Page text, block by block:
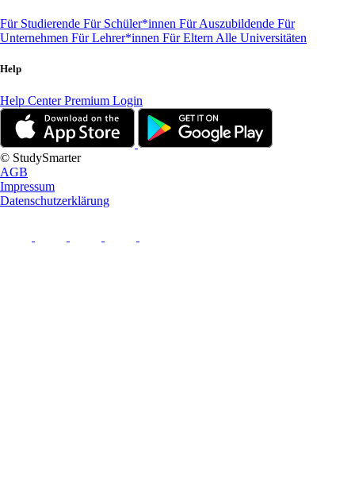
Für Studierende Für Schüler*innen Für Auszubildende Für
Unternehmen Für Lehrer*innen Für Eltern Alle Universitäten
Help
Help CenterPremium Login
© StudySmarter
AGB
Impressum
Datenschutzerklärung